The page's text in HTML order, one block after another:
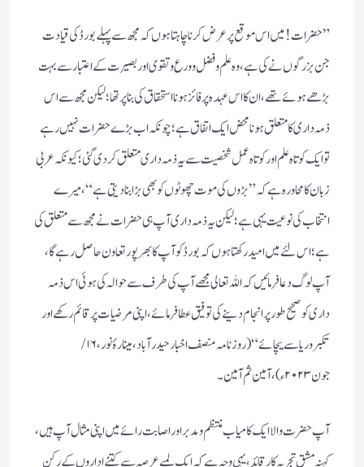
” حضرات! میں اس موقع پر عرض كرنا چاہتا ہوں كہ مجھ سے پہلے بورڈ كی قیادت
جن بزرگوں نے كی ہے ، وہ علم وفضل و ورع وتقوی اور بصیرت كے اعتبار سے بہت
بڑھے ہوئے تھے، ان كا اس عہدہ پر فائز ہونا استحقاق كی بنا پر تھا؛ لیكن مجھ سے اس
ذمہ داری كا متعلق ہونا محض ایك اتفاق ہے ؛ چونكہ اب بڑے حضرات نہیں رہے
توا یك كو تاہ علم اور كوتاہ عمل شخصیت سے یہ ذمہ داری متعلق كردی گئی؛ كیونكہ عربی
زبان كا محاورہ ہےكہ ”بڑوں كی موت چھوٹوں كو بھی بڑا بنا دیتی ہے“، میرے
انتخاب كی نوعیت یہی ہے؛ لیكن یہ ذمہ داری آپ ہی حضرات نے مجھ سے متعلق كی
ہے ؛ اس لئے میں امید ركھتا ہوں كہ بورڈ كو آپ كا بھر پور تعاون حاصل رہےگا،
آپ لوگ دعا فرمائیں كہ اللہ تعالی مجھے آپ كی طرف سے حوالہ كی ہوئی اس ذمہ
داری كو صحیح طور پر انجام دینے كی توفیق عطا فرمائے، اپنی مرضیات پر قائم ركھے اور
تكبر وریا سے یچائے “ ( روز نامہ منصف اخبار حیدر آباد ، مینارۂ نور، ۱۶ /
جون ۲۰۲۳ء)، آمین ثم آمین۔
آپ حضرت والا ایك كامیاب منتظم ومدبر اور اصابت رائے میں اپنی مثال آپ ہیں ،
كہنہ مشق تجربہ كار قائد ،یہی وجہ ہے كہ ایك لمیے عرصہ سے كتنے اداروں كے ركن